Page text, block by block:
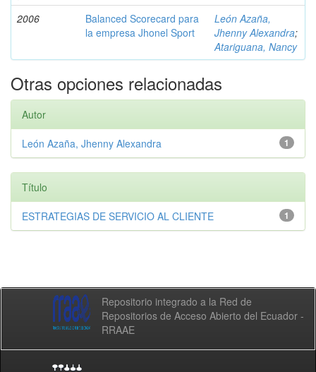
2006
Balanced Scorecard para
la empresa Jhonel Sport
León Azaña,
Jhenny Alexandra;
Atariguana, Nancy
Otras opciones relacionadas
Autor
1
León Azaña, Jhenny Alexandra
Título
1
ESTRATEGIAS DE SERVICIO AL CLIENTE
Repositorio integrado a la Red de
Repositorios de Acceso Abierto del Ecuador -
RRAAE